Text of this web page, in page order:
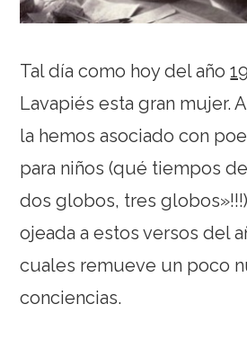
Tal día como hoy del año
Lavapiés esta gran mujer.
la hemos asociado con
para niños (qué tiempos
dos globos, tres
ojeada a estos versos del
cuales remueve un poco
conciencias.